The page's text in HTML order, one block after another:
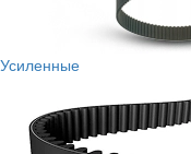
Усиленные